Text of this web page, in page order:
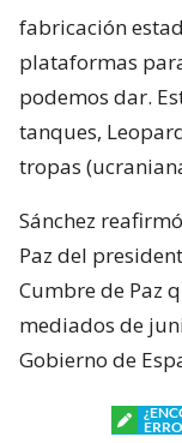
fabricación
plataformas
podemos dar.
tanques,
tropas
Sánchez
Paz del
Cumbre de Paz
mediados de
Gobierno de